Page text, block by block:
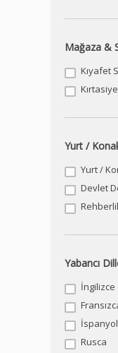
Mağaza &
Kıyafet
Kırtasiye
Yurt /
Yurt /
Devlet
Yabancı
İngilizce
Rusca